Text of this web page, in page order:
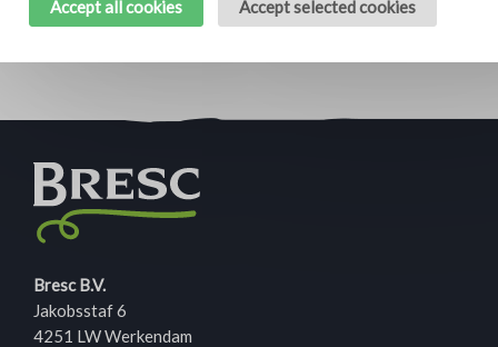
Accept all cookies Accept selected cookies
Bresc B.V.
Jakobsstaf 6
4251 LW Werkendam